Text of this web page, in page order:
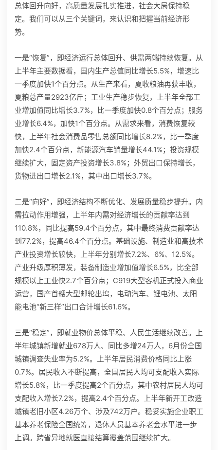
总体回升向好，高质量发展扎实推进，社会大局保持稳
定。我们可以从三个关键词，来认识和把握当前经济形
势。
一是“恢复”，即经济运行总体回升、供需两端持续恢复。从
上半年主要数据看，国内生产总值同比增长5.5%，增速比
一季度加快1个百分点。从生产来看，夏收粮油再获丰收，
夏粮总产量2923亿斤；工业生产稳步恢复，上半年全部工
业增加值同比增长3.7%，比一季度加快0.8个百分点；服务
业增长6.4%，加快1个百分点。从需求来看，消费恢复较
快，上半年社会消费品零售总额同比增长8.2%，比一季度
加快2.4个百分点，新能源汽车销量增长44.1%；投资规模
继续扩大，固定资产投资增长3.8%；外贸出口保持增长，
货物进出口增长2.1%，其中出口增长3.7%。
二是“向好”，即经济结构不断优化、发展质量稳步提升。内
需拉动作用增强，上半年内需对经济增长的贡献率达到
110.8%，同比提高59.4个百分点，其中最终消费贡献率达
到77.2%，提高46.4个百分点。基础设施、制造业和高技术
产业投资增长较快，上半年分别增长7.2%、6%、12.5%。
产业升级厚积薄发，装备制造业增加值增长6.5%，比全部
规模以上工业快2.7个百分点；C919大型客机正式投入商业
运营，国产首艘大型邮轮出坞，电动汽车、锂电池、太阳
能电池“新三样”出口合计增长61.6%。
三是“稳定”，即就业物价总体平稳、人民生活继续改善。上
半年城镇新增就业678万人、同比多增24万人，6月份全国
城镇调查失业率为5.2%。上半年居民消费价格同比上涨
0.7%。居民收入不断提高，全国居民人均可支配收入实际
增长5.8%，比一季度提高2个百分点，其中农村居民人均可
支配收入增长7.2%，提高2.4个百分点。上半年新开工改造
城镇老旧小区4.26万个、涉及742万户。稳妥实施企业职工
基本养老保险全国统筹，退休人员基本养老金水平进一步
上调。跨省异地就医直接结算覆盖范围继续扩大。